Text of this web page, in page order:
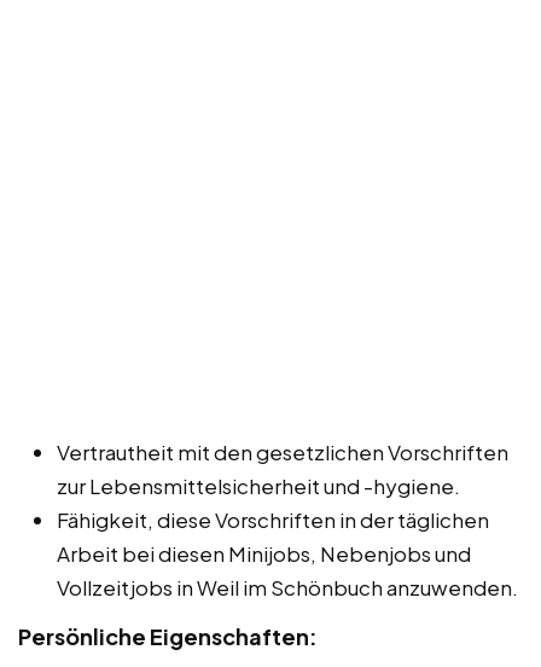
Vertrautheit mit den gesetzlichen Vorschriften
zur Lebensmittelsicherheit und -hygiene.
Fähigkeit, diese Vorschriften in der täglichen
Arbeit bei diesen Minijobs, Nebenjobs und
Vollzeitjobs in Weil im Schönbuch anzuwenden.
Persönliche Eigenschaften: